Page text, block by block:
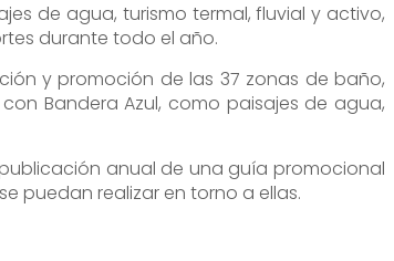
de agua, turismo termal, fluvial y activo,
durante todo el año.
y promoción de las 37 zonas de baño,
Bandera Azul, como paisajes de agua,
anual de una guía promocional
puedan realizar en torno a ellas.